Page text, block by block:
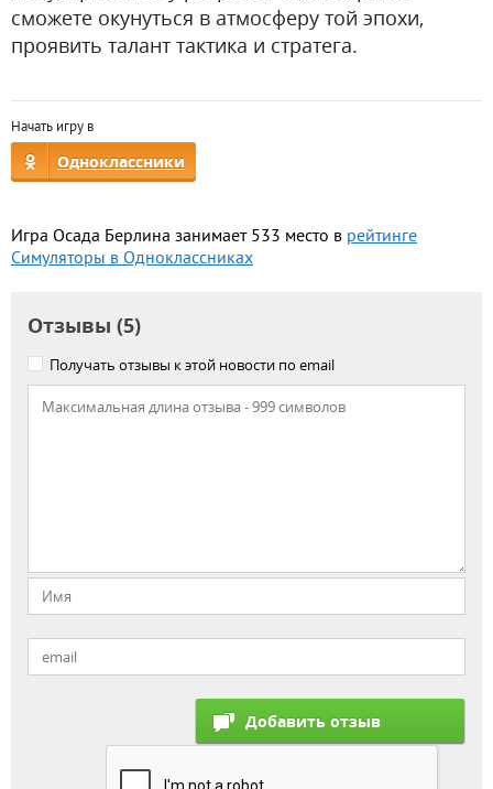
сможете окунуться в атмосферу той эпохи,
проявить талант тактика и стратега.
Начать игру в
Одноклассники
Игра Осада Берлина занимает 533 место в рейтинге
Симуляторы в Одноклассниках
Отзывы (5)
Получать отзывы к этой новости по email